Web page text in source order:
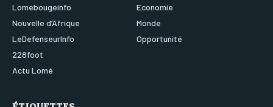
Lomebougeinfo
Nouvelle d’Afrique
LeDefenseurInfo
228foot
Actu Lomé
Economie
Monde
Opportunité